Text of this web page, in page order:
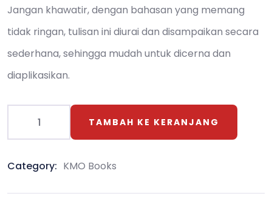
ratings
Jangan khawatir, dengan bahasan yang memang
tidak ringan, tulisan ini diurai dan disampaikan secara
sederhana, sehingga mudah untuk dicerna dan
diaplikasikan.
TAMBAH KE KERANJANG
Category: KMO Books